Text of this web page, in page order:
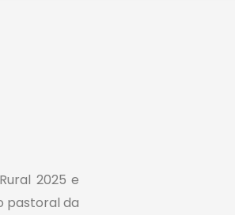
2025 e
pastoral da